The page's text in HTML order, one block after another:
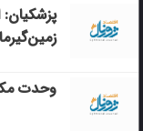
پزشکیان:
وحدت